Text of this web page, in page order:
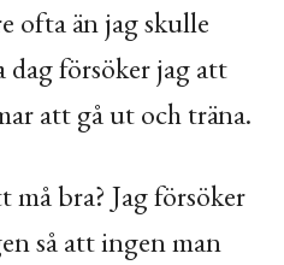
ofta än jag skulle
dag försöker jag att
att gå ut och träna.
bra? Jag försöker
så att ingen man